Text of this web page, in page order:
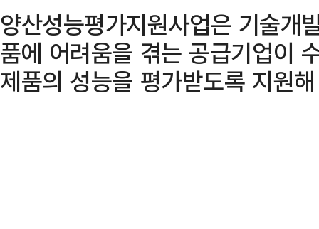
양산성능평가지원사업은 기술개
품에 어려움을 겪는 공급기업이
제품의 성능을 평가받도록 지원